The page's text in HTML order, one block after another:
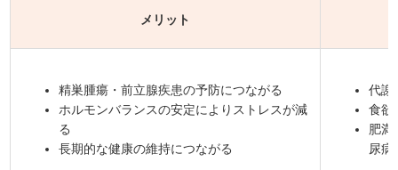
メリット
精巣腫瘍・前立腺疾患の予防につながる
ホルモンバランスの安定によりストレスが減
る
長期的な健康の維持につながる
代謝
食欲
肥満
尿病